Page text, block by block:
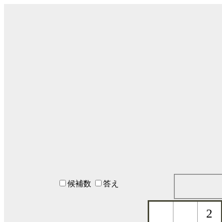
候補数 答え